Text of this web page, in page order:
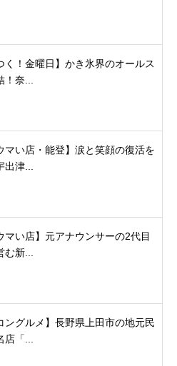
く！金曜日】かき氷界のオールス
！奈...
マい店・能登】涙と笑顔の復活を
津...
マい店】元アナウンサーの2代目
新...
ングルメ】長野県上田市の地元民
店「...